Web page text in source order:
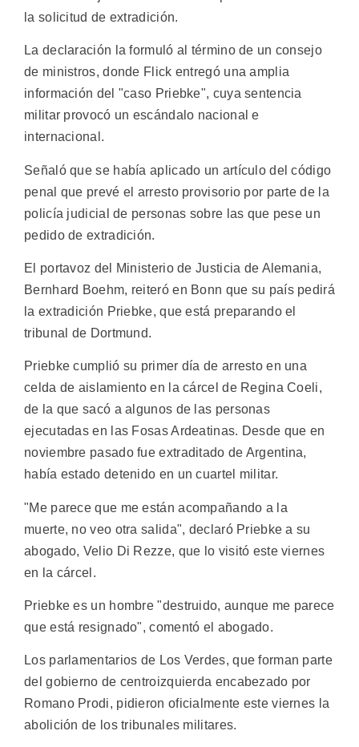
la solicitud de extradición.
La declaración la formuló al término de un consejo
de ministros, donde Flick entregó una amplia
información del "caso Priebke", cuya sentencia
militar provocó un escándalo nacional e
internacional.
Señaló que se había aplicado un artículo del código
penal que prevé el arresto provisorio por parte de la
policía judicial de personas sobre las que pese un
pedido de extradición.
El portavoz del Ministerio de Justicia de Alemania,
Bernhard Boehm, reiteró en Bonn que su país pedirá
la extradición Priebke, que está preparando el
tribunal de Dortmund.
Priebke cumplió su primer día de arresto en una
celda de aislamiento en la cárcel de Regina Coeli,
de la que sacó a algunos de las personas
ejecutadas en las Fosas Ardeatinas. Desde que en
noviembre pasado fue extraditado de Argentina,
había estado detenido en un cuartel militar.
"Me parece que me están acompañando a la
muerte, no veo otra salida", declaró Priebke a su
abogado, Velio Di Rezze, que lo visitó este viernes
en la cárcel.
Priebke es un hombre "destruido, aunque me parece
que está resignado", comentó el abogado.
Los parlamentarios de Los Verdes, que forman parte
del gobierno de centroizquierda encabezado por
Romano Prodi, pidieron oficialmente este viernes la
abolición de los tribunales militares.